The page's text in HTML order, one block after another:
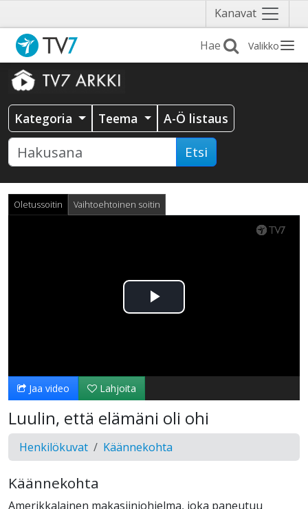
Kanavat Näytä
valikko
Valikko
Kategoria Teema A-Ö listaus
Etsi
Oletussoitin Vaihtoehtoinen soitin
Toista
Jaa video Lahjoita
Luulin, että elämäni oli ohi
Henkilökuvat Käännekohta
Käännekohta
Amerikkalainen makasiiniohjelma, joka paneutuu